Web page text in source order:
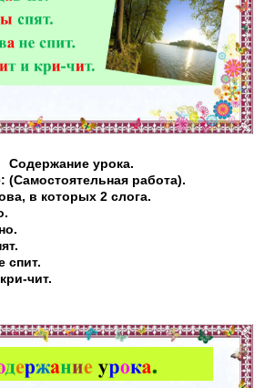
Содержание урока.
(Самостоятельная работа).
в которых 2 слога.
спит.
чит.